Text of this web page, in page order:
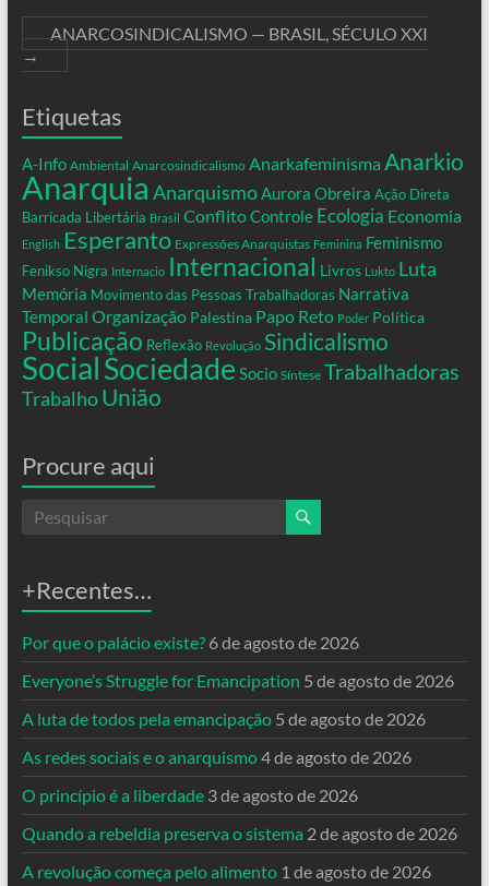
ANARCOSINDICALISMO — BRASIL, SÉCULO XXI
→
Etiquetas
A-Info Ambiental Anarcosindicalismo Anarkafeminisma Anarkio
Anarquia AnarquismoAurora Obreira Ação Direta
Barricada Libertária Brasil ConflitoControle Ecologia Economia
English Esperanto Expressões Anarquistas Feminina Feminismo
Fenikso Nigra Internacio Internacional Livros Lukto Luta
Memória Movimento das Pessoas Trabalhadoras Narrativa
Temporal Organização Palestina Papo Reto Poder Política
Publicação Reflexão Revolução Sindicalismo
SocialSociedade Socio Síntese Trabalhadoras
Trabalho União
Procure aqui
+Recentes…
Por que o palácio existe? 6 de agosto de 2026
Everyone’s Struggle for Emancipation 5 de agosto de 2026
A luta de todos pela emancipação 5 de agosto de 2026
As redes sociais e o anarquismo4 de agosto de 2026
O princípio é a liberdade 3 de agosto de 2026
Quando a rebeldia preserva o sistema 2 de agosto de 2026
A revolução começa pelo alimento 1 de agosto de 2026